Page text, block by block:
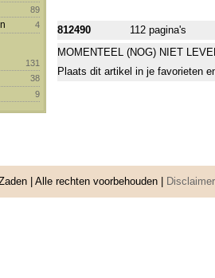
89
4
131
38
9
812490
112 pagina's
MOMENTEEL (NOG) NIET
Plaats dit artikel in je favorieten
| Alle rechten voorbehouden | Disclaimer